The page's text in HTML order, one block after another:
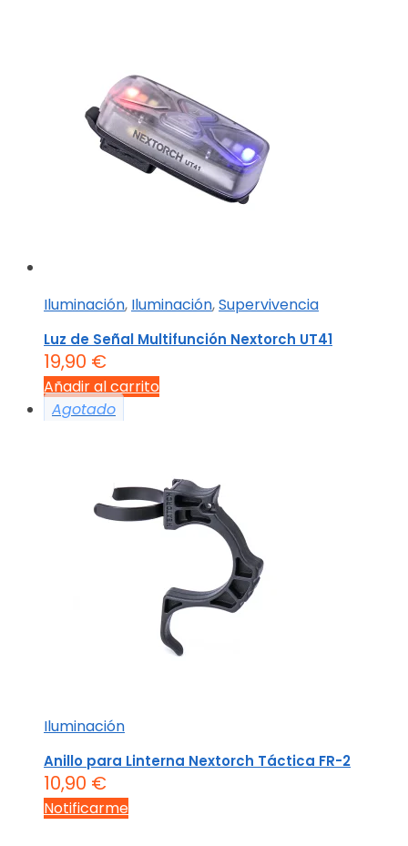
Iluminación, Iluminación,Supervivencia
Luz de Señal Multifunción Nextorch UT41
19,90 €
Añadir al carrito
Agotado
Iluminación
Anillo para Linterna Nextorch Táctica FR-2
10,90 €
Notificarme